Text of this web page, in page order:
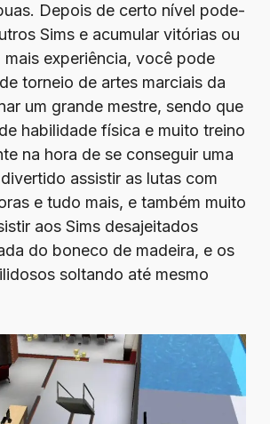
Depois de certo nível pode-
Sims e acumular vitórias ou
mais experiência, você pode
torneio de artes marciais da
um grande mestre, sendo que
habilidade física e muito treino
na hora de se conseguir uma
assistir as lutas com
e tudo mais, e também muito
aos Sims desajeitados
do boneco de madeira, e os
soltando até mesmo